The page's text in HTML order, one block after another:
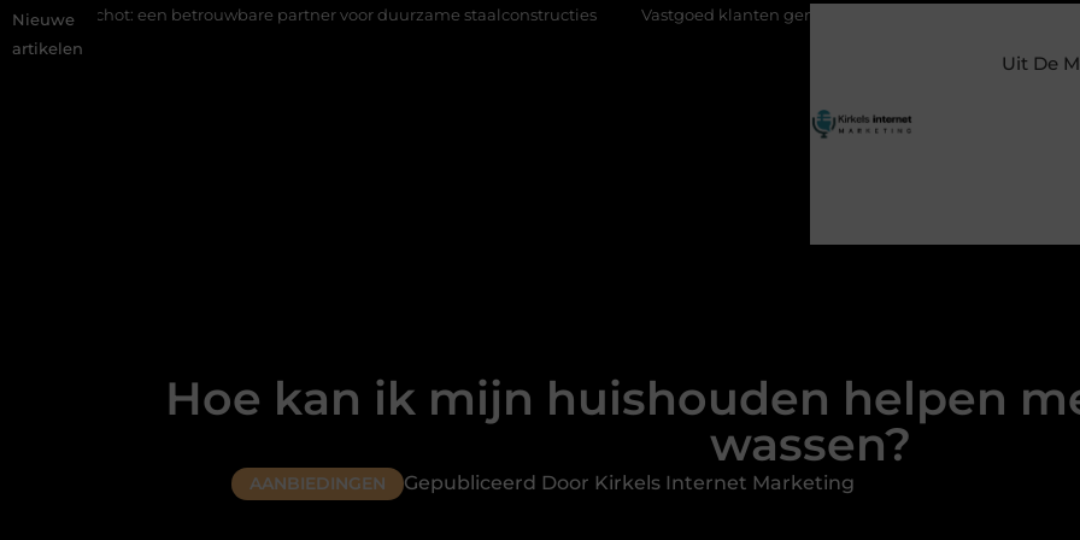
Nieuwe
artikelen
partner voor duurzame staalconstructies Vastgoed klanten genereren met online marketing: zo trek je meer kopers,
Uit De
Hoe kan ik mijn huishouden helpen
wassen?
AANBIEDINGEN Gepubliceerd Door Kirkels Internet Marketing